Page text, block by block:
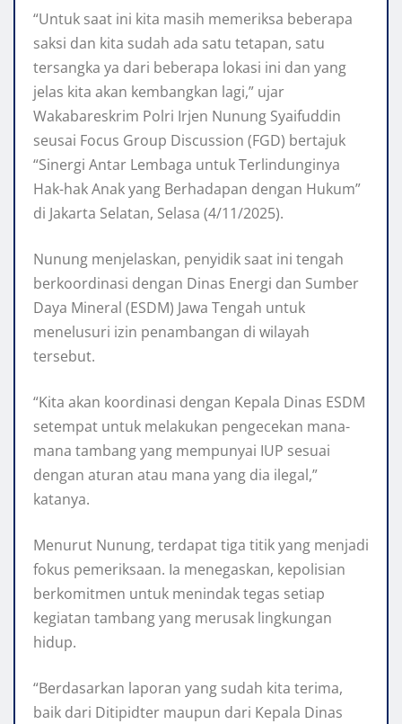
“Untuk saat ini kita masih memeriksa beberapa
saksi dan kita sudah ada satu tetapan, satu
tersangka ya dari beberapa lokasi ini dan yang
jelas kita akan kembangkan lagi,” ujar
Wakabareskrim Polri Irjen Nunung Syaifuddin
seusai Focus Group Discussion (FGD) bertajuk
“Sinergi Antar Lembaga untuk Terlindunginya
Hak-hak Anak yang Berhadapan dengan Hukum”
di Jakarta Selatan, Selasa (4/11/2025).
Nunung menjelaskan, penyidik saat ini tengah
berkoordinasi dengan Dinas Energi dan Sumber
Daya Mineral (ESDM) Jawa Tengah untuk
menelusuri izin penambangan di wilayah
tersebut.
“Kita akan koordinasi dengan Kepala Dinas ESDM
setempat untuk melakukan pengecekan mana-
mana tambang yang mempunyai IUP sesuai
dengan aturan atau mana yang dia ilegal,”
katanya.
Menurut Nunung, terdapat tiga titik yang menjadi
fokus pemeriksaan. Ia menegaskan, kepolisian
berkomitmen untuk menindak tegas setiap
kegiatan tambang yang merusak lingkungan
hidup.
“Berdasarkan laporan yang sudah kita terima,
baik dari Ditipidter maupun dari Kepala Dinas